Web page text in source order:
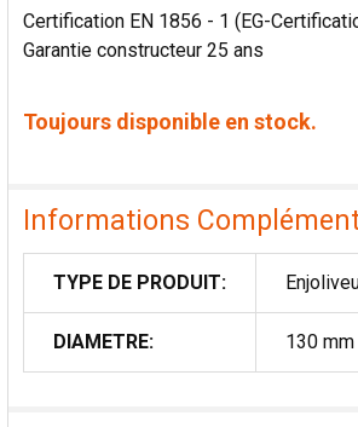
Certification EN 1856 - 1 (EG-
Garantie constructeur 25 ans
Toujours disponible en stock.
Informations
TYPE DE PRODUIT:
DIAMETRE: 130 mm